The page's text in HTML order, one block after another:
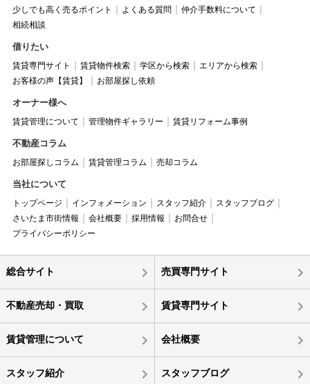
少しでも高く売るポイント
よくある質問
仲介手数料について
相続相談
借りたい
賃貸専門サイト 賃貸物件検索 学区から検索
エリアから検索
お客様の声【賃貸】
お部屋探し依頼
オーナー様へ
賃貸管理について 管理物件ギャラリー 賃貸リフォーム事例
不動産コラム
お部屋探しコラム 賃貸管理コラム 売却コラム
当社について
トップページ インフォメーション スタッフ紹介
スタッフブログ
さいたま市街情報
会社概要 採用情報
お問合せ
プライバシーポリシー
総合サイト 売買専門サイト
不動産売却・買取 賃貸専門サイト
賃貸管理について 会社概要
スタッフ紹介 スタッフブログ